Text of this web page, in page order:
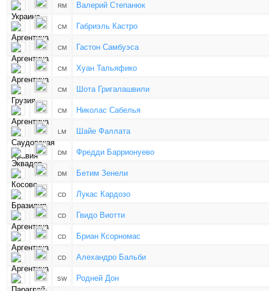
RM Валерий Степанюк
CM Габриэль Кастро
CM Гастон Самбуэса
CM Хуан Тальяфико
CM Шота Григалашвили
CM Николас Сабелья
LM Шайе Фаллата
DM Фредди Баррионуево
DM Бетим Зенели
CD Лукас Кардозо
CD Гвидо Виотти
CD Бриан Ксорномас
CD Алехандро Бальби
SW Родней Дон